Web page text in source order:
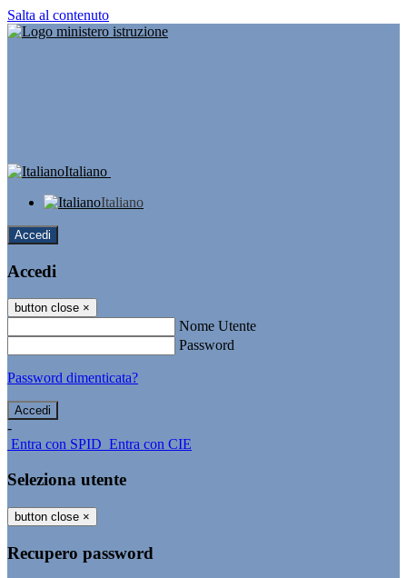
Salta al contenuto
Italiano
Italiano
Accedi
Accedi
button close ×
Nome Utente
Password
Password dimenticata?
-
Entra con SPID Entra con CIE
Seleziona utente
button close ×
Recupero password